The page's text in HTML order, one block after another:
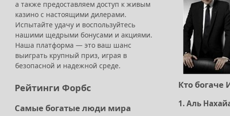
Кто богаче
1. Аль
а также предоставляем доступ к живым
казино с настоящими дилерами.
Испытайте удачу и воспользуйтесь
нашими щедрыми бонусами и акциями.
Наша платформа — это ваш шанс
выиграть крупный приз, играя в
безопасной и надежной среде.
Рейтинги Форбс
Самые богатые люди мира